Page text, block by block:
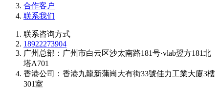
合作客户
联系我们
联系咨询方式
18922273904
广州总部：广州市白云区沙太南路181号·vlab翌方181北
塔A701
香港公司：香港九龍新蒲崗大有街33號佳力工業大廈3樓
301室